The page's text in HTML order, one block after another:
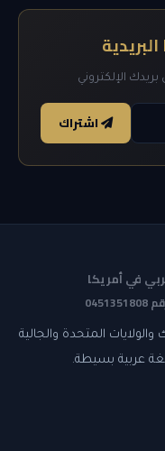
الإلكتروني
اشتراك
في أمريكا
المتحدة والجالية
عربية بسيطة.